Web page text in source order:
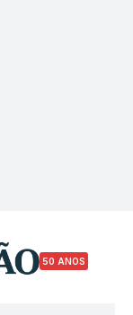
50 ANOS